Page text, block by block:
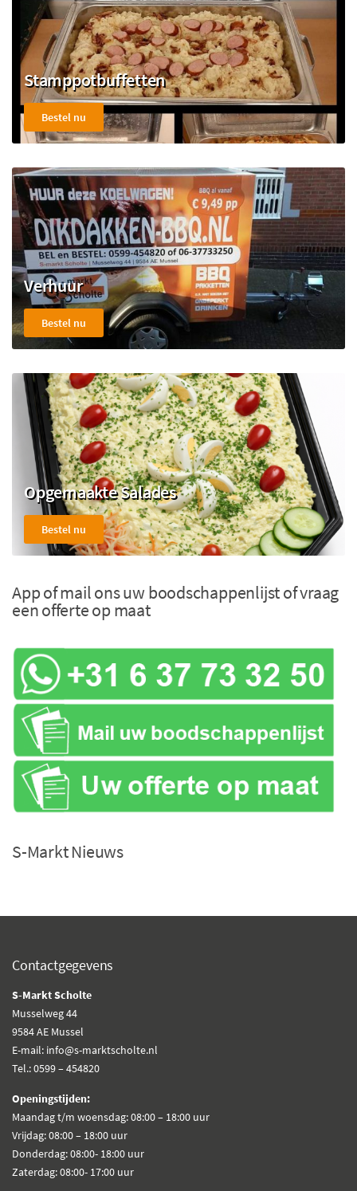
Stamppotbuffetten
Bestel nu
Verhuur
Bestel nu
Opgemaakte Salades
Bestel nu
App of mail ons uw boodschappenlijst of vraag
een offerte op maat
S-Markt Nieuws
Contactgegevens
S-Markt Scholte
Musselweg 44
9584 AE Mussel
E-mail: info@s-marktscholte.nl
Tel.: 0599 – 454820
Openingstijden:
Maandag t/m woensdag: 08:00 – 18:00 uur
Vrijdag: 08:00 – 18:00 uur
Donderdag: 08:00- 18:00 uur
Zaterdag: 08:00- 17:00 uur